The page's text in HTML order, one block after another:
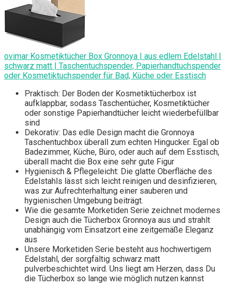
ovimar Kosmetiktücher Box Gronnoya | aus edlem Edelstahl |
schwarz matt | Taschentuchspender, Papierhandtuchspender
oder Kosmetiktuchspender für Bad, Küche oder Esstisch
Praktisch: Der Boden der Kosmetiktücherbox ist
aufklappbar, sodass Taschentücher, Kosmetiktücher
oder sonstige Papierhandtücher leicht wiederbefüllbar
sind
Dekorativ: Das edle Design macht die Gronnoya
Taschentuchbox überall zum echten Hingucker. Egal ob
Badezimmer, Küche, Büro, oder auch auf dem Esstisch,
überall macht die Box eine sehr gute Figur
Hygienisch & Pflegeleicht: Die glatte Oberfläche des
Edelstahls lässt sich leicht reinigen und desinfizieren,
was zur Aufrechterhaltung einer sauberen und
hygienischen Umgebung beiträgt.
Wie die gesamte Morketiden Serie zeichnet modernes
Design auch die Tücherbox Gronnoya aus und strahlt
unabhängig vom Einsatzort eine zeitgemäße Eleganz
aus
Unsere Morketiden Serie besteht aus hochwertigem
Edelstahl, der sorgfältig schwarz matt
pulverbeschichtet wird. Uns liegt am Herzen, dass Du
die Tücherbox so lange wie möglich nutzen kannst